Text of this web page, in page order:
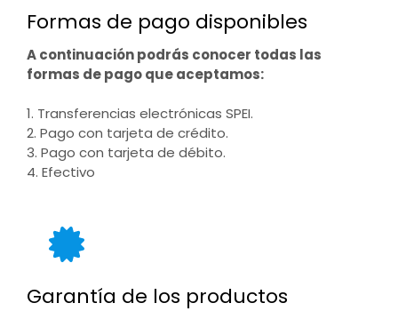
Formas de pago disponibles
A continuación podrás conocer todas las
formas de pago que aceptamos:
1. Transferencias electrónicas SPEI.
2. Pago con tarjeta de crédito.
3. Pago con tarjeta de débito.
4. Efectivo
Garantía de los productos